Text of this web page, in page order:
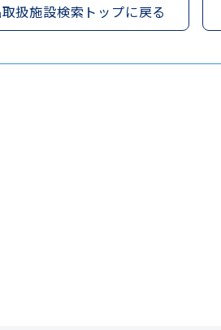
扱施設検索トップに戻る